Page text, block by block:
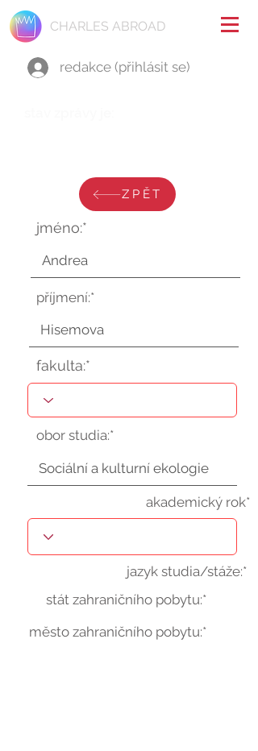
CHARLES ABROAD
redakce (přihlásit se)
ZPĚT
jméno:*
příjmení:*
fakulta:*
obor studia:*
akademický rok*
jazyk studia/stáže:*
stát zahraničního pobytu:*
město zahraničního pobytu:*